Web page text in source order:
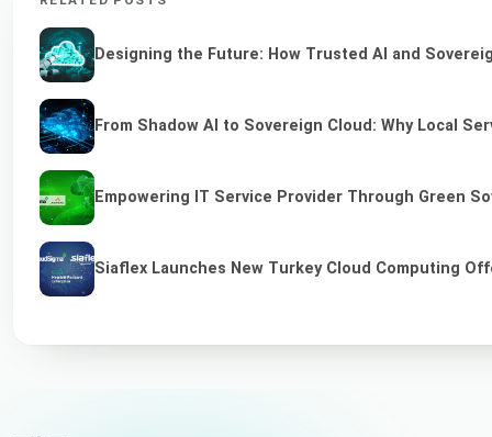
Designing the Future: How Trusted AI and
From Shadow AI to Sovereign Cloud: Why Local
Empowering IT Service Provider Through Green
Siaflex Launches New Turkey Cloud Computing